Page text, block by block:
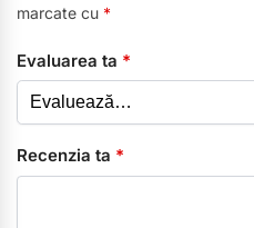
marcate cu *
Evaluarea ta *
Recenzia ta *